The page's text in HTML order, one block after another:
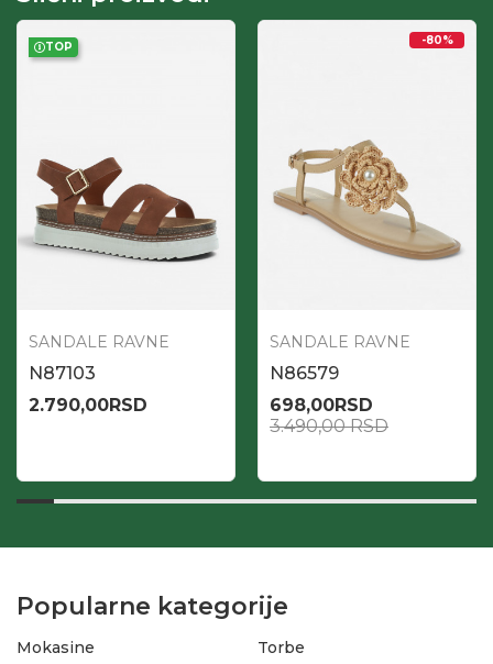
TOP
SANDALE RAVNE
N87103
2.790,00RSD
-80%
SANDALE RAVNE
N86579
698,00RSD
3.490,00RSD
Popularne kategorije
Mokasine
Torbe